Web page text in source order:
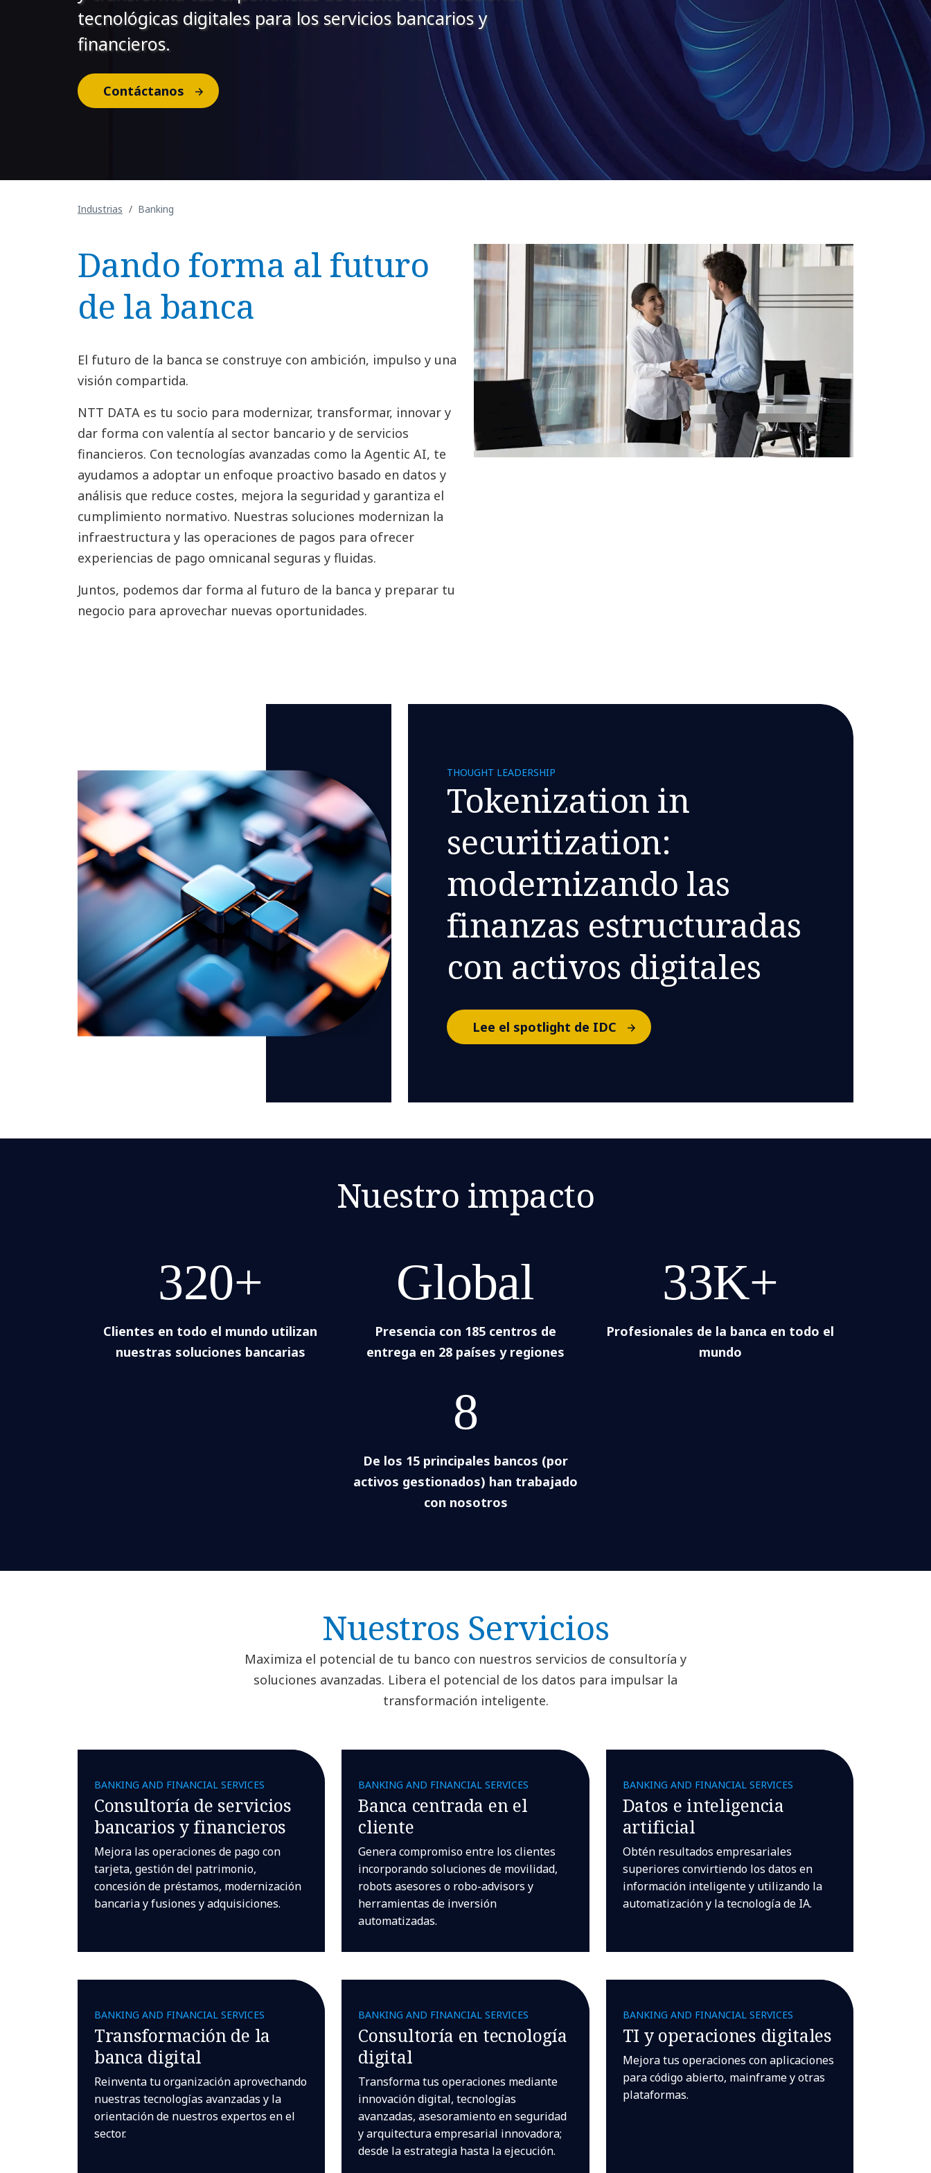
tecnológicas digitales para los servicios bancarios y
financieros.
Contáctanos
Industrias Banking
Dando forma al futuro
de la banca
El futuro de la banca se construye con ambición, impulso y una
visión compartida.
NTT DATA es tu socio para modernizar, transformar, innovar y
dar forma con valentía al sector bancario y de servicios
financieros. Con tecnologías avanzadas como la Agentic AI, te
ayudamos a adoptar un enfoque proactivo basado en datos y
análisis que reduce costes, mejora la seguridad y garantiza el
cumplimiento normativo. Nuestras soluciones modernizan la
infraestructura y las operaciones de pagos para ofrecer
experiencias de pago omnicanal seguras y fluidas.
Juntos, podemos dar forma al futuro de la banca y preparar tu
negocio para aprovechar nuevas oportunidades.
THOUGHT LEADERSHIP
Tokenization in
securitization:
modernizando las
finanzas estructuradas
con activos digitales
Lee el spotlight de IDC
Nuestro impacto
320+
Clientes en todo el mundo utilizan
nuestras soluciones bancarias
Global
Presencia con 185 centros de
entrega en 28 países y regiones
33K+
Profesionales de la banca en todo el
mundo
8
De los 15 principales bancos (por
activos gestionados) han trabajado
con nosotros
Nuestros Servicios
Maximiza el potencial de tu banco con nuestros servicios de consultoría y
soluciones avanzadas. Libera el potencial de los datos para impulsar la
transformación inteligente.
BANKING AND FINANCIAL SERVICES
Consultoría de servicios
bancarios y financieros
Mejora las operaciones de pago con
tarjeta, gestión del patrimonio,
concesión de préstamos, modernización
bancaria y fusiones y adquisiciones.
BANKING AND FINANCIAL SERVICES
Banca centrada en el
cliente
Genera compromiso entre los clientes
incorporando soluciones de movilidad,
robots asesores o robo-advisors y
herramientas de inversión
automatizadas.
BANKING AND FINANCIAL SERVICES
Datos e inteligencia
artificial
Obtén resultados empresariales
superiores convirtiendo los datos en
información inteligente y utilizando la
automatización y la tecnología de IA.
BANKING AND FINANCIAL SERVICES
Transformación de la
banca digital
Reinventa tu organización aprovechando
nuestras tecnologías avanzadas y la
orientación de nuestros expertos en el
sector.
BANKING AND FINANCIAL SERVICES
Consultoría en tecnología
digital
Transforma tus operaciones mediante
innovación digital, tecnologías
avanzadas, asesoramiento en seguridad
y arquitectura empresarial innovadora;
desde la estrategia hasta la ejecución.
BANKING AND FINANCIAL SERVICES
TI y operaciones digitales
Mejora tus operaciones con aplicaciones
para código abierto, mainframe y otras
plataformas.